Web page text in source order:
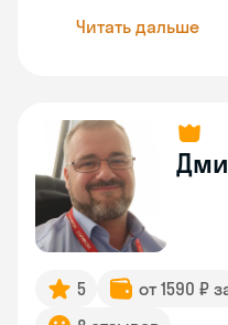
Читать дальше
5 от 1590 ₽